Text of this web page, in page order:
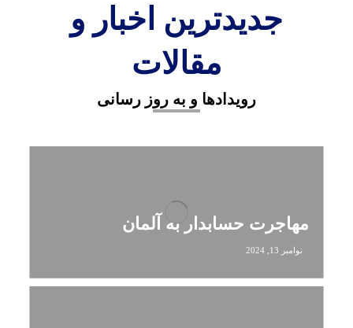
جدیدترین اخبار و
مقالات
رویدادها و به روز رسانی
مهاجرت حسابدار به آلمان
نوامبر 13, 2024